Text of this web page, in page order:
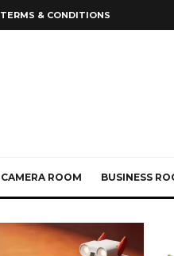
TERMS & CONDITIONS
CAMERA ROOM BUSINESS